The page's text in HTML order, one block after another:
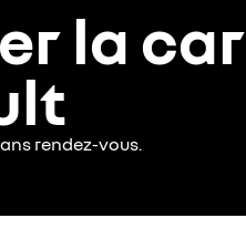
la
rendez-vous.